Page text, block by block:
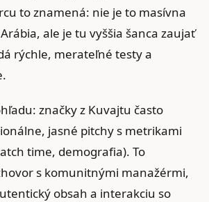
to znamená: nie je to masívna
ale je tu vyššia šanca zaujať
rýchle, merateľné testy a
značky z Kuvajtu často
jasné pitchy s metrikami
time, demografia). To
s komunitnými manažérmi,
obsah a interakciu so